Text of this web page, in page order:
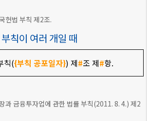
헌법 부칙 제2조.
칙이 여러 개일 때
칙({부칙 공포일자}) 제#조 제#항.
과 금융투자업에 관한 법률 부칙(2011. 8. 4.) 제2